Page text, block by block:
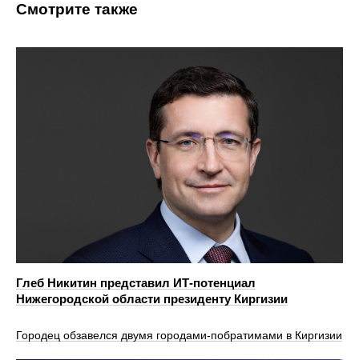
Смотрите также
Глеб Никитин представил ИТ-потенциал
Нижегородской области президенту Киргизии
Городец обзавелся двумя городами‑побратимами в Киргизии